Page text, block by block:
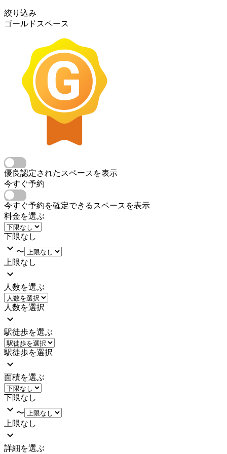
絞り込み
ゴールドスペース
優良認定されたスペースを表示
今すぐ予約
今すぐ予約を確定できるスペースを表示
料金を選ぶ
下限なし
〜
上限なし
人数を選ぶ
人数を選択
駅徒歩を選ぶ
駅徒歩を選択
面積を選ぶ
下限なし
〜
上限なし
詳細を選ぶ